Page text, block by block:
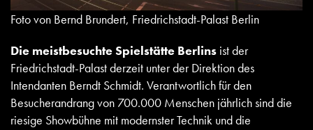
Foto von Bernd Brundert, Friedrichstadt-Palast Berlin
Die meistbesuchte Spielstätte Berlins ist der
Friedrichstadt-Palastderzeit unter der Direktion des
Intendanten Berndt Schmidt. Verantwortlich für den
Besucherandrang von 700.000 Menschen jährlich sind die
riesige Showbühne mit modernster Technik und die